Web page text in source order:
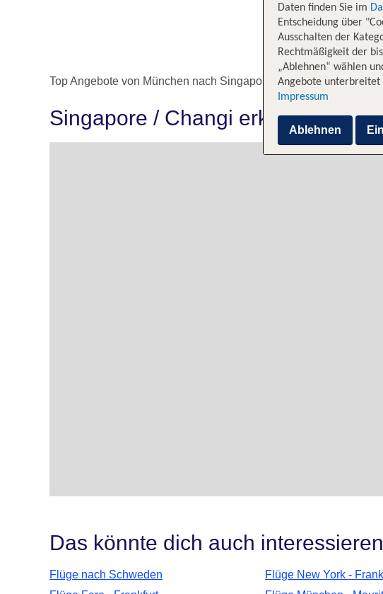
Top Angebote von München nach Singapore / Changi
Singapore / Changi erkunden
Das könnte dich auch interessieren
Flüge nach Schweden Flüge New York -
Daten finden Sie im
Entscheidung über
Ausschalten der
Rechtmäßigkeit der
„Ablehnen“ wählen
Angebote unterbreitet
Impressum
Ablehnen